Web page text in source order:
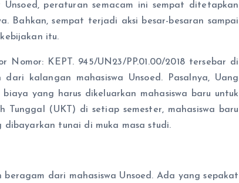
peraturan semacam ini sempat ditetapkan
Bahkan, sempat terjadi aksi besar-besaran sampai
itu.
KEPT. 945/UN23/PP.01.00/2018 tersebar di
kalangan mahasiswa Unsoed. Pasalnya, Uang
yang harus dikeluarkan mahasiswa baru untuk
Tunggal (UKT) di setiap semester, mahasiswa baru
tunai di muka masa studi.
dari mahasiswa Unsoed. Ada yang sepakat